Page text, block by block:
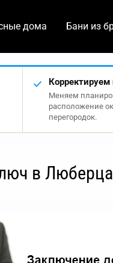
дома Бани из
Меняем
расположение
перегородок.
в